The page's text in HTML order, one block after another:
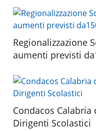
Regionalizzazione
aumenti previsti
Condacos
Dirigenti Scolastici